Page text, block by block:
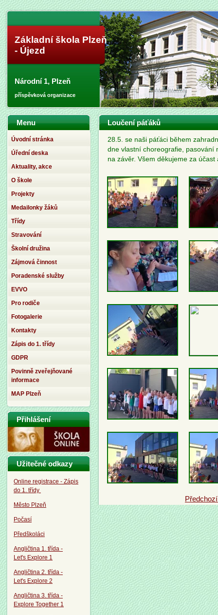
Základní škola Plzeň
- Újezd
Národní 1, Plzeň
příspěvková organizace
Loučení páťáků
28.5. se naši páťáci během
dne vlastní choreografie, pasování
na závěr. Všem děkujeme za
Menu
Úvodní stránka
Úřední deska
Aktuality, akce
O škole
Projekty
Medailonky žáků
Třídy
Stravování
Školní družina
Zájmová činnost
Poradenské služby
EVVO
Pro rodiče
Fotogalerie
Kontakty
Zápis do 1. třídy
GDPR
Povinně zveřejňované
informace
MAP Plzeň
Přihlášení
Užitečné odkazy
Online registrace - Zápis
do 1. třídy
Město Plzeň
Počasí
Předškoláci
Angličtina 1. třída -
Let's Explore 1
Angličtina 2. třída -
Let's Explore 2
Angličtina 3. třída -
Explore Together 1